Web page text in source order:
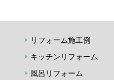
リフォーム施工例
キッチンリフォーム
風呂リフォーム